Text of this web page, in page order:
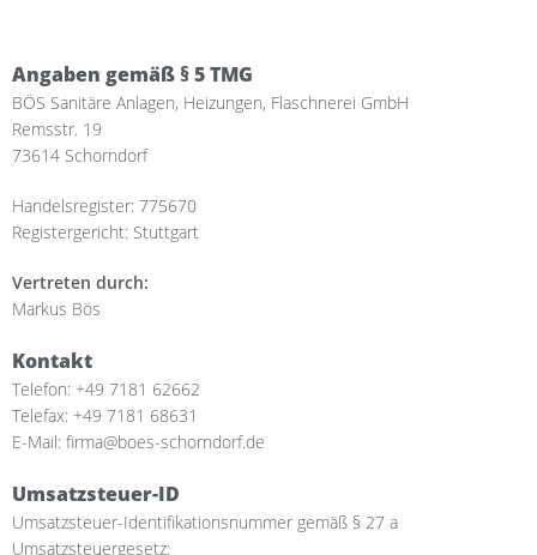
Angaben gemäß § 5 TMG
BÖS Sanitäre Anlagen, Heizungen, Flaschnerei GmbH
Remsstr. 19
73614 Schorndorf
Handelsregister: 775670
Registergericht: Stuttgart
Vertreten durch:
Markus Bös
Kontakt
Telefon: +49 7181 62662
Telefax: +49 7181 68631
E-Mail: firma@boes-schorndorf.de
Umsatzsteuer-ID
Umsatzsteuer-Identifikationsnummer gemäß § 27 a
Umsatzsteuergesetz: